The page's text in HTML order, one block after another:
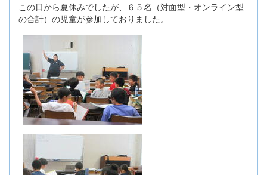
この日から夏休みでしたが、６５名（対面型・オンライン型
の合計）の児童が参加しておりました。